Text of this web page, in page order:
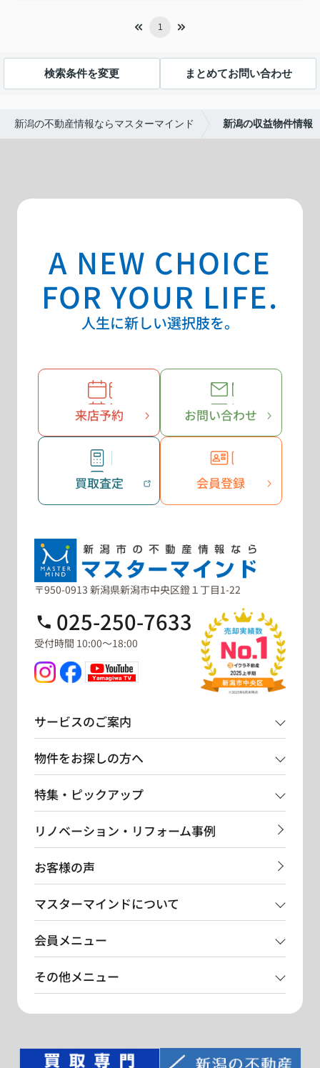
1
検索条件を変更 まとめてお問い合わせ
新潟の不動産情報ならマスターマインド 新潟の収益物件情報
A NEW CHOICE
FOR YOUR LIFE.
人生に新しい選択肢を。
来店予約 お問い合わせ
買取査定 会員登録
〒950-0913 新潟県新潟市中央区鐙１丁目1-22
025-250-7633
受付時間 10:00～18:00
サービスのご案内
物件をお探しの方へ
特集・ピックアップ
リノベーション・リフォーム事例
お客様の声
マスターマインドについて
会員メニュー
その他メニュー